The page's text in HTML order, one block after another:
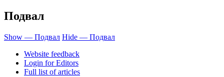
Подвал
Show — Подвал Hide — Подвал
Website feedback
Login for Editors
Full list of articles